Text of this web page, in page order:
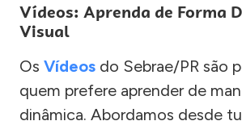
Vídeos: Aprenda de Forma
Visual
Os Vídeos do Sebrae/PR são
quem prefere aprender de
dinâmica. Abordamos desde